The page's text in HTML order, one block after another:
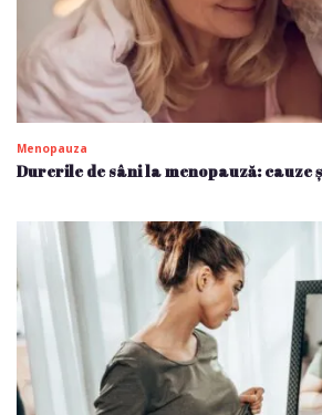
Menopauza
Durerile de sâni la menopauză: cauze